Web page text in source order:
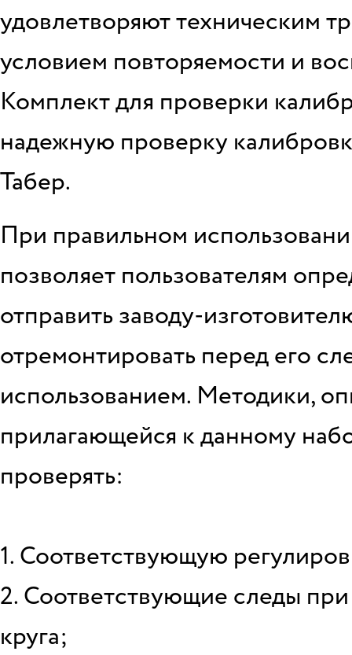
удовлетворяют техническим
условием повторяемости и
Комплект для проверки
надежную проверку
Табер.
При правильном
позволяет пользователям
отправить заводу-
отремонтировать перед его
использованием. Методики,
прилагающейся к данному
проверять:
1. Соответствующую
2. Соответствующие следы
круга;